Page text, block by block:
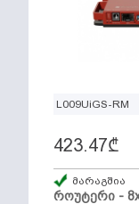
L009UiGS-RM
როუტერი - 8x
423.47₾
მარაგშია